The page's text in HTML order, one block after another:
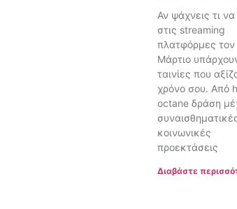
Αν ψάχνεις τι να
στις streaming
πλατφόρμες τον
Μάρτιο
ταινίες που
χρόνο σου. Από
octane δράση
κοινωνικές
προεκτάσεις
Διαβάστε